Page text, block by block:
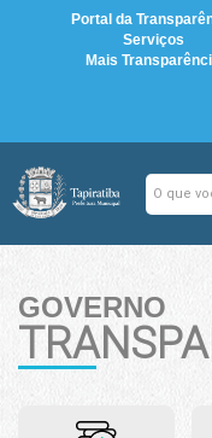
Portal da
Serviços
Mais
GOVERNO